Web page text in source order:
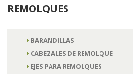
REMOLQUES
BARANDILLAS
CABEZALES DE REMOLQUE
EJES PARA REMOLQUES